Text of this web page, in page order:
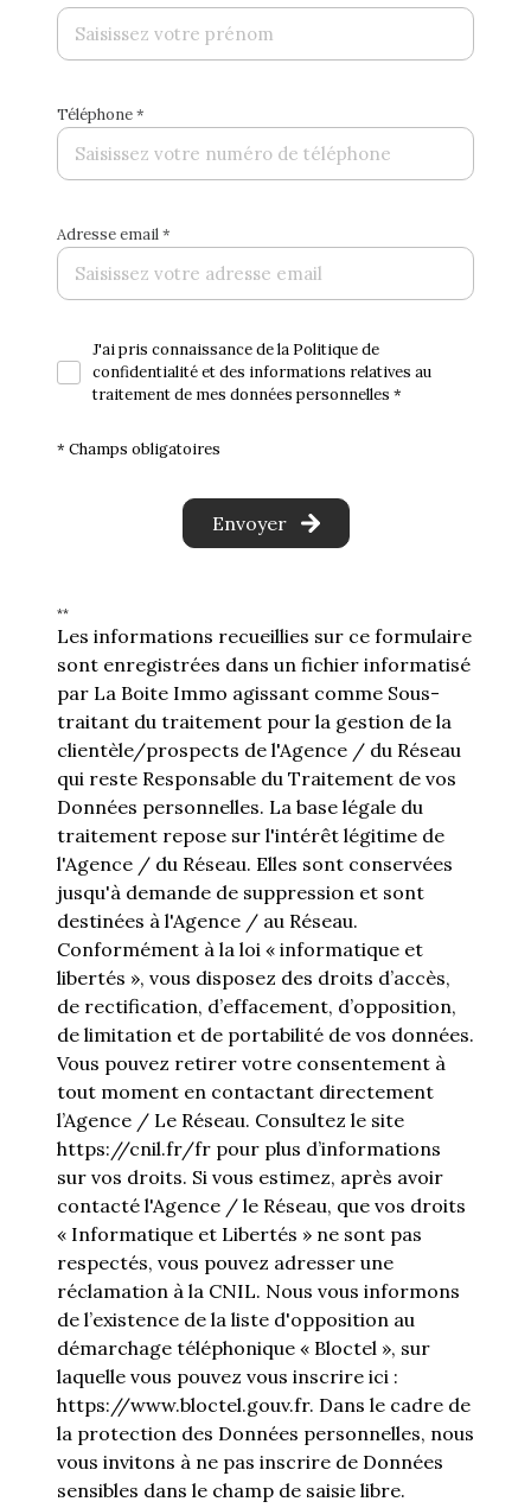
Téléphone *
Adresse email *
J'ai pris connaissance de la Politique de
confidentialité et des informations relatives au
traitement de mes données personnelles *
* Champs obligatoires
Envoyer
**
Les informations recueillies sur ce formulaire
sont enregistrées dans un fichier informatisé
par La Boite Immo agissant comme Sous-
traitant du traitement pour la gestion de la
clientèle/prospects de l'Agence / du Réseau
qui reste Responsable du Traitement de vos
Données personnelles. La base légale du
traitement repose sur l'intérêt légitime de
l'Agence / du Réseau. Elles sont conservées
jusqu'à demande de suppression et sont
destinées à l'Agence / au Réseau.
Conformément à la loi « informatique et
libertés », vous disposez des droits d’accès,
de rectification, d’effacement, d’opposition,
de limitation et de portabilité de vos données.
Vous pouvez retirer votre consentement à
tout moment en contactant directement
l’Agence / Le Réseau. Consultez le site
https://cnil.fr/fr pour plus d’informations
sur vos droits. Si vous estimez, après avoir
contacté l'Agence / le Réseau, que vos droits
« Informatique et Libertés » ne sont pas
respectés, vous pouvez adresser une
réclamation à la CNIL. Nous vous informons
de l’existence de la liste d'opposition au
démarchage téléphonique « Bloctel », sur
laquelle vous pouvez vous inscrire ici :
https://www.bloctel.gouv.fr. Dans le cadre de
la protection des Données personnelles, nous
vous invitons à ne pas inscrire de Données
sensibles dans le champ de saisie libre.